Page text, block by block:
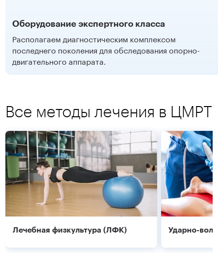
Оборудование экспертного класса
Располагаем диагностическим комплексом
последнего поколения для обследования опорно-
двигательного аппарата.
Все методы лечения в ЦМРТ
Лечебная физкультура (ЛФК) Ударно-